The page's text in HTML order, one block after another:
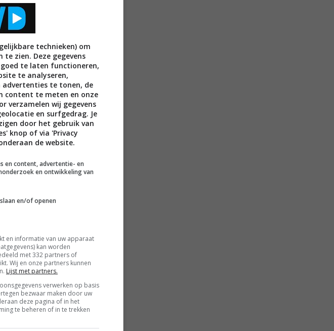
technieken) om
zien. Deze gegevens
te laten functioneren,
te analyseren,
advertenties te tonen, de
content te meten en onze
verzamelen wij gegevens
en surfgedrag. Je
door het gebruik van
knop of via 'Privacy
de website.
en content, advertentie- en
en ontwikkeling van
en/of openen
en informatie van uw apparaat
kan worden
met 332 partners of
Wij en onze partners kunnen
Lijst met partners.
verwerken op basis
bezwaar maken door uw
deze pagina of in het
te beheren of in te trekken